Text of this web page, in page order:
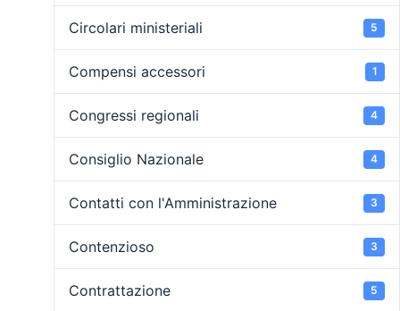
Circolari ministeriali 5
Compensi accessori 1
Congressi regionali 4
Consiglio Nazionale 4
Contatti con l'Amministrazione 3
Contenzioso 3
Contrattazione 5